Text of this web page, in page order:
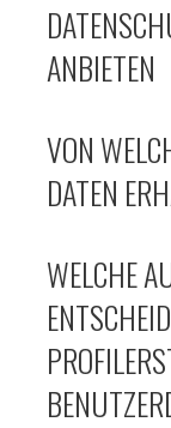
NBIETEN
VON
DATEN
WELCHE